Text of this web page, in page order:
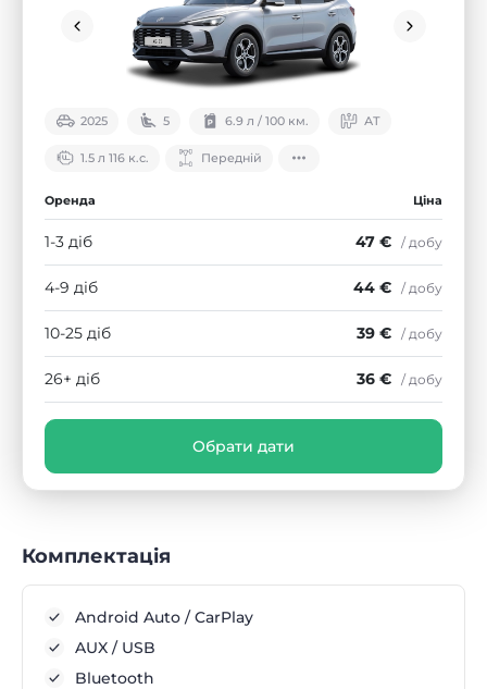
2025 5 6.9 л / 100 км. АТ
1.5 л 116 к.с. Передній
Оренда Ціна
1-3 діб 47 € / добу
4-9 діб 44 € / добу
10-25 діб 39 € / добу
26+ діб 36 € / добу
Обрати дати
Комплектація
Android Auto / CarPlay
AUX / USB
Bluetooth